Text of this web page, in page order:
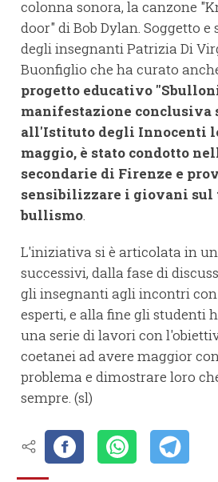
colonna sonora, la canzone
door" di Bob Dylan. Soggetto
degli insegnanti Patrizia Di
Buonfiglio che ha curato
progetto educativo
manifestazione conclusiva
all'Istituto degli Innocenti
maggio, è stato condotto
secondarie di Firenze e
sensibilizzare i giovani sul
bullismo.
L'iniziativa si è articolata in
successivi, dalla fase di
gli insegnanti agli incontri
esperti, e alla fine gli studenti
una serie di lavori con
coetanei ad avere maggior
problema e dimostrare loro
sempre. (sl)